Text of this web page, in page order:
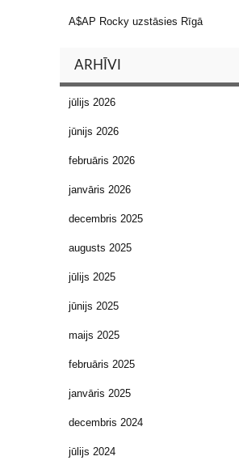
A$AP Rocky uzstāsies Rīgā
ARHĪVI
jūlijs 2026
jūnijs 2026
februāris 2026
janvāris 2026
decembris 2025
augusts 2025
jūlijs 2025
jūnijs 2025
maijs 2025
februāris 2025
janvāris 2025
decembris 2024
jūlijs 2024